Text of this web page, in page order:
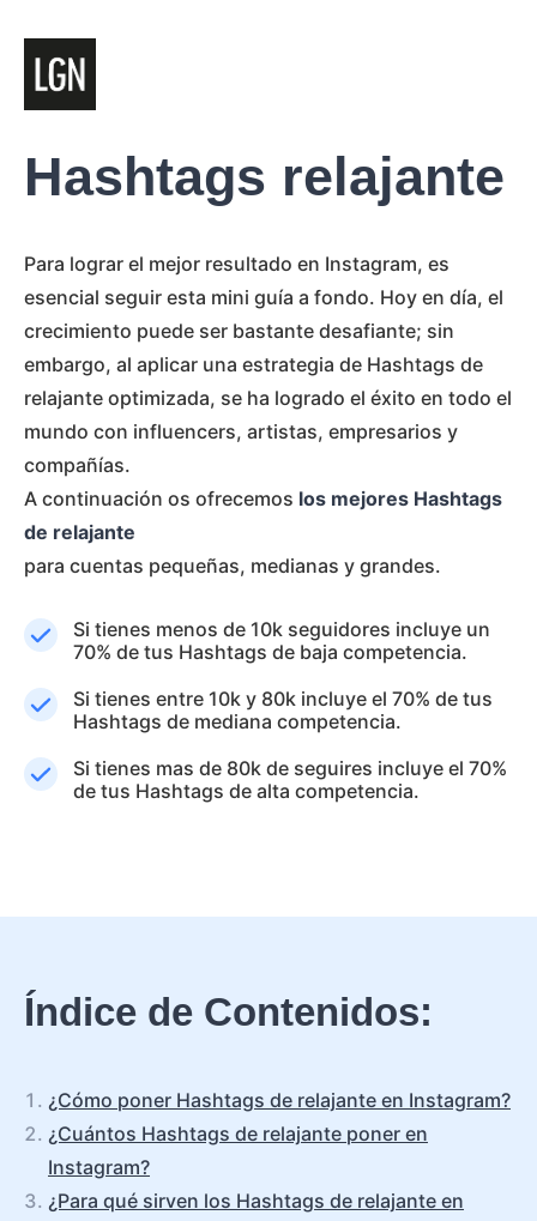
Hashtags relajante
Para lograr el mejor resultado en Instagram, es
esencial seguir esta mini guía a fondo. Hoy en día, el
crecimiento puede ser bastante desafiante; sin
embargo, al aplicar una estrategia de Hashtags de
relajante optimizada, se ha logrado el éxito en todo el
mundo con influencers, artistas, empresarios y
compañías.
A continuación os ofrecemos los mejores Hashtags
de relajante
para cuentas pequeñas, medianas y grandes.
Si tienes menos de 10k seguidores incluye un
70% de tus Hashtags de baja competencia.
Si tienes entre 10k y 80k incluye el 70% de tus
Hashtags de mediana competencia.
Si tienes mas de 80k de seguires incluye el 70%
de tus Hashtags de alta competencia.
Índice de Contenidos:
¿Cómo poner Hashtags de relajante en Instagram?
¿Cuántos Hashtags de relajante poner en
Instagram?
¿Para qué sirven los Hashtags de relajante en